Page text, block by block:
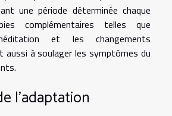
une période déterminée chaque
complémentaires telles que
et les changements
aussi à soulager les symptômes du
l'adaptation